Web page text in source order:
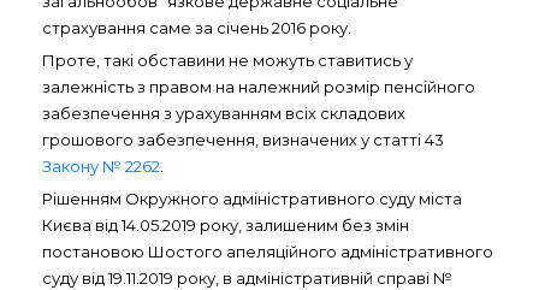
страхування саме за січень 2016 року.
Проте, такі обставини не можуть ставитись у
залежність з правом на належний розмір пенсійного
забезпечення з урахуванням всіх складових
грошового забезпечення, визначених у статті 43
Закону № 2262
Рішенням Окружного адміністративного суду міста
Києва від 14.05.2019 року, залишеним без змін
постановою Шостого апеляційного адміністративного
суду від 19.11.2019 року, в адміністративній справі №